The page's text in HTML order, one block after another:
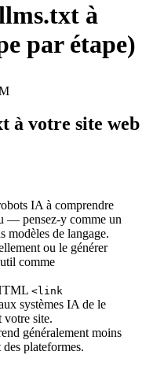
à
par étape)
à votre site web
IA à comprendre
— pensez-y comme un
modèles de langage.
ou le générer
comme
<link
systèmes IA de le
votre site.
généralement moins
plateformes.